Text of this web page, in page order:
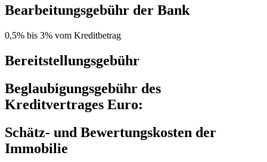
Bearbeitungsgebühr der Bank
0,5% bis 3% vom Kreditbetrag
Bereitstellungsgebühr
Beglaubigungsgebühr des
Kreditvertrages Euro:
Schätz- und Bewertungskosten der
Immobilie